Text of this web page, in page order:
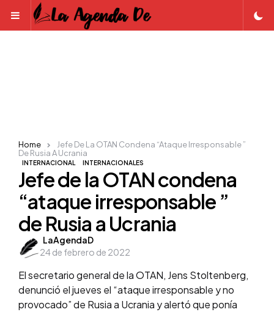
Menu
INTERNACIONAL INTERNACIONALES
Jefe de la OTAN condena
“ataque irresponsable ”
de Rusia a Ucrania
Posted
by
LaAgendaD
24 de febrero de 2022
Home
Jefe De La OTAN Condena “ataque Irresponsable ”
De Rusia A Ucrania
El secretario general de la OTAN, Jens Stoltenberg,
denunció el jueves el “ataque irresponsable y no
provocado” de Rusia a Ucrania y alertó que ponía